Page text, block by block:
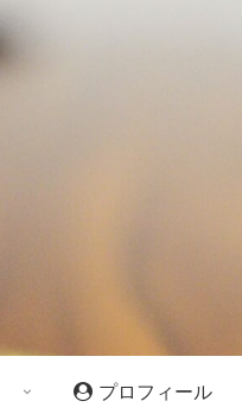
プロフィール